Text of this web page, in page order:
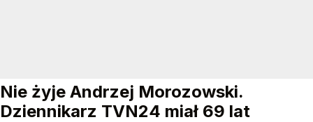
Nie żyje Andrzej Morozowski.
Dziennikarz TVN24 miał 69 lat